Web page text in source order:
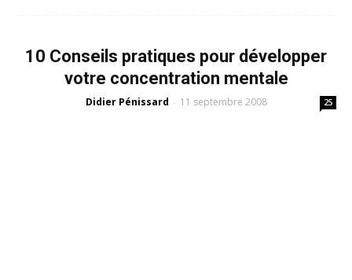
10 Conseils pratiques pour développer
votre concentration mentale
Didier Pénissard - 11 septembre 2008 25